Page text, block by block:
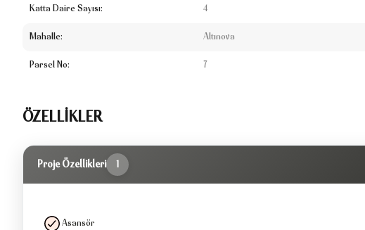
Katta Daire Sayısı: 4
Mahalle: Altınova
Parsel No: 7
ÖZELLİKLER
Proje Özellikleri
Asansör